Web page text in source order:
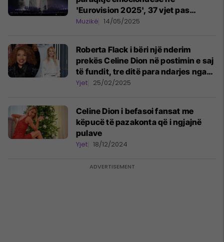
'Eurovision 2025', 37 vjet pas
fitores historike për Zvicrën
Muzikë 14/05/2025
Roberta Flack i bëri një nderim
prekës Celine Dion në postimin e saj
të fundit, tre ditë para ndarjes nga
jeta
Yjet 25/02/2025
Celine Dion i befasoi fansat me
këpucë të pazakonta që i ngjajnë
pulave
Yjet 18/12/2024